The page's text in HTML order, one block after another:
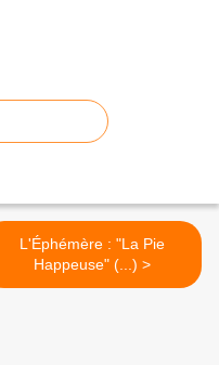
L'Éphémère : "La Pie
Happeuse" (...) >